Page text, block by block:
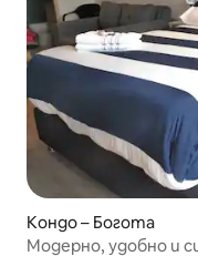
Кондо – Богота
Модерно, удобно и